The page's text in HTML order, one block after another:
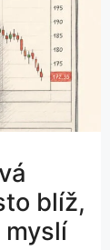
blíž,
myslí